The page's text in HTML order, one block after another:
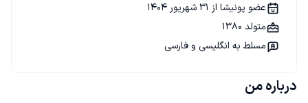
درباره من
عضو پونیشا از 31 شهریور 1404
متولد 1380
مسلط به انگلیسی و فارسی